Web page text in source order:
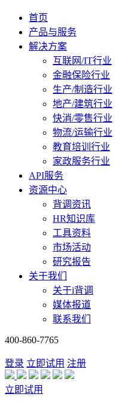
首页
产品与服务
解决方案
互联网/IT行业
金融保险行业
生产/制造行业
地产/建筑行业
快消/零售行业
物流/运输行业
教育培训行业
家政服务行业
API服务
资源中心
背调资讯
HR知识库
工具资料
市场活动
研究报告
关于我们
关于i背调
媒体报道
联系我们
400-860-7765
登录 立即试用 注册
立即试用